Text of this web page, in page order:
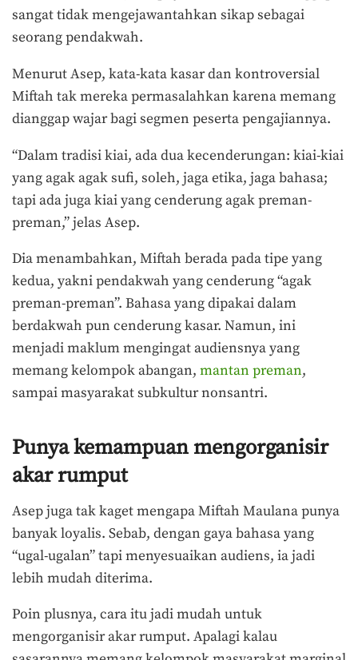
sangat tidak mengejawantahkan sikap sebagai
seorang pendakwah.
Menurut Asep, kata-kata kasar dan kontroversial
Miftah tak mereka permasalahkan karena memang
dianggap wajar bagi segmen peserta pengajiannya.
“Dalam tradisi kiai, ada dua kecenderungan: kiai-kiai
yang agak agak sufi, soleh, jaga etika, jaga bahasa;
tapi ada juga kiai yang cenderung agak preman-
preman,” jelas Asep.
Dia menambahkan, Miftah berada pada tipe yang
kedua, yakni pendakwah yang cenderung “agak
preman-preman”. Bahasa yang dipakai dalam
berdakwah pun cenderung kasar. Namun, ini
menjadi maklum mengingat audiensnya yang
memang kelompok abangan, mantan preman,
sampai masyarakat subkultur nonsantri.
Punya kemampuan mengorganisir
akar rumput
Asep juga tak kaget mengapa Miftah Maulana punya
banyak loyalis. Sebab, dengan gaya bahasa yang
“ugal-ugalan” tapi menyesuaikan audiens, ia jadi
lebih mudah diterima.
Poin plusnya, cara itu jadi mudah untuk
mengorganisir akar rumput. Apalagi kalau